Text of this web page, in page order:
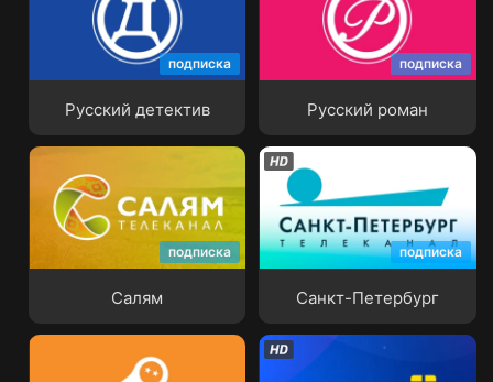
подписка
Русский детектив
Русский детектив
подписка
Русский роман
Русский роман
подписка
Салям
подписка
Санкт-Петербург
Санкт-Петербург